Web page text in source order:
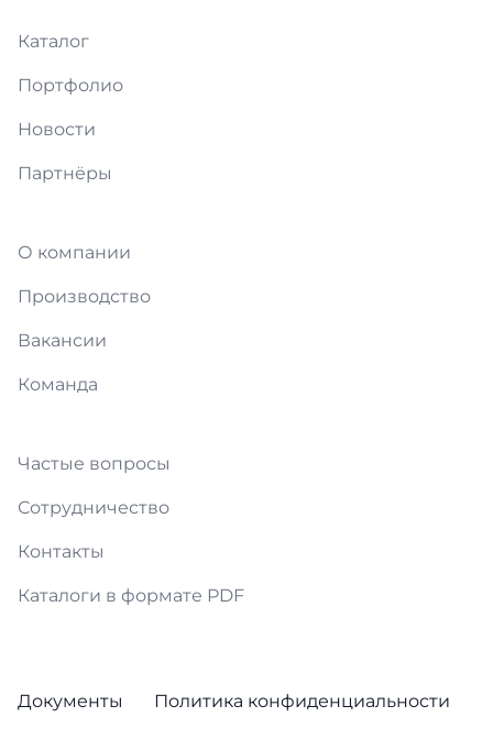
Каталог
Портфолио
Новости
Партнёры
О компании
Производство
Вакансии
Команда
Частые вопросы
Сотрудничество
Контакты
Каталоги в формате PDF
Документы Политика конфиденциальности